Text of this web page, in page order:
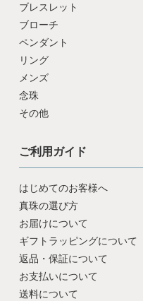
ブレスレット
ブローチ
ペンダント
リング
メンズ
念珠
その他
ご利用ガイド
はじめてのお客様へ
真珠の選び方
お届けについて
ギフトラッピングについて
返品・保証について
お支払いについて
送料について